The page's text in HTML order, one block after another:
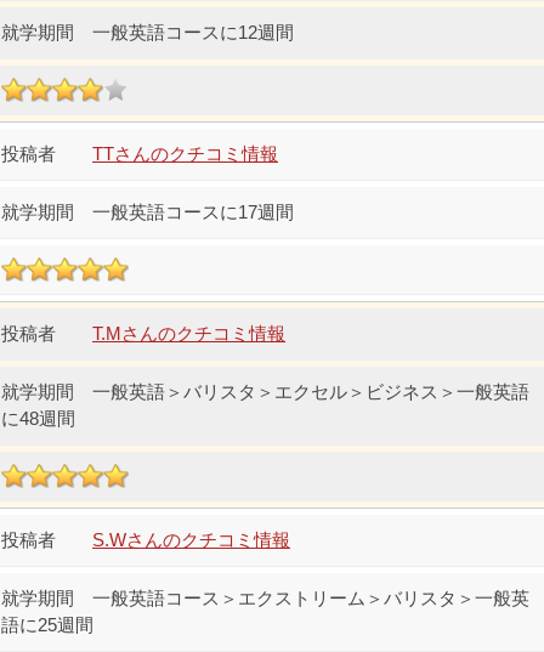
一般英語コースに12週間
TTさんのクチコミ情報
一般英語コースに17週間
T.Mさんのクチコミ情報
一般英語＞バリスタ＞エクセル＞ビジネス＞一般英語
に48週間
S.Wさんのクチコミ情報
一般英語コース＞エクストリーム＞バリスタ＞一般英
語に25週間